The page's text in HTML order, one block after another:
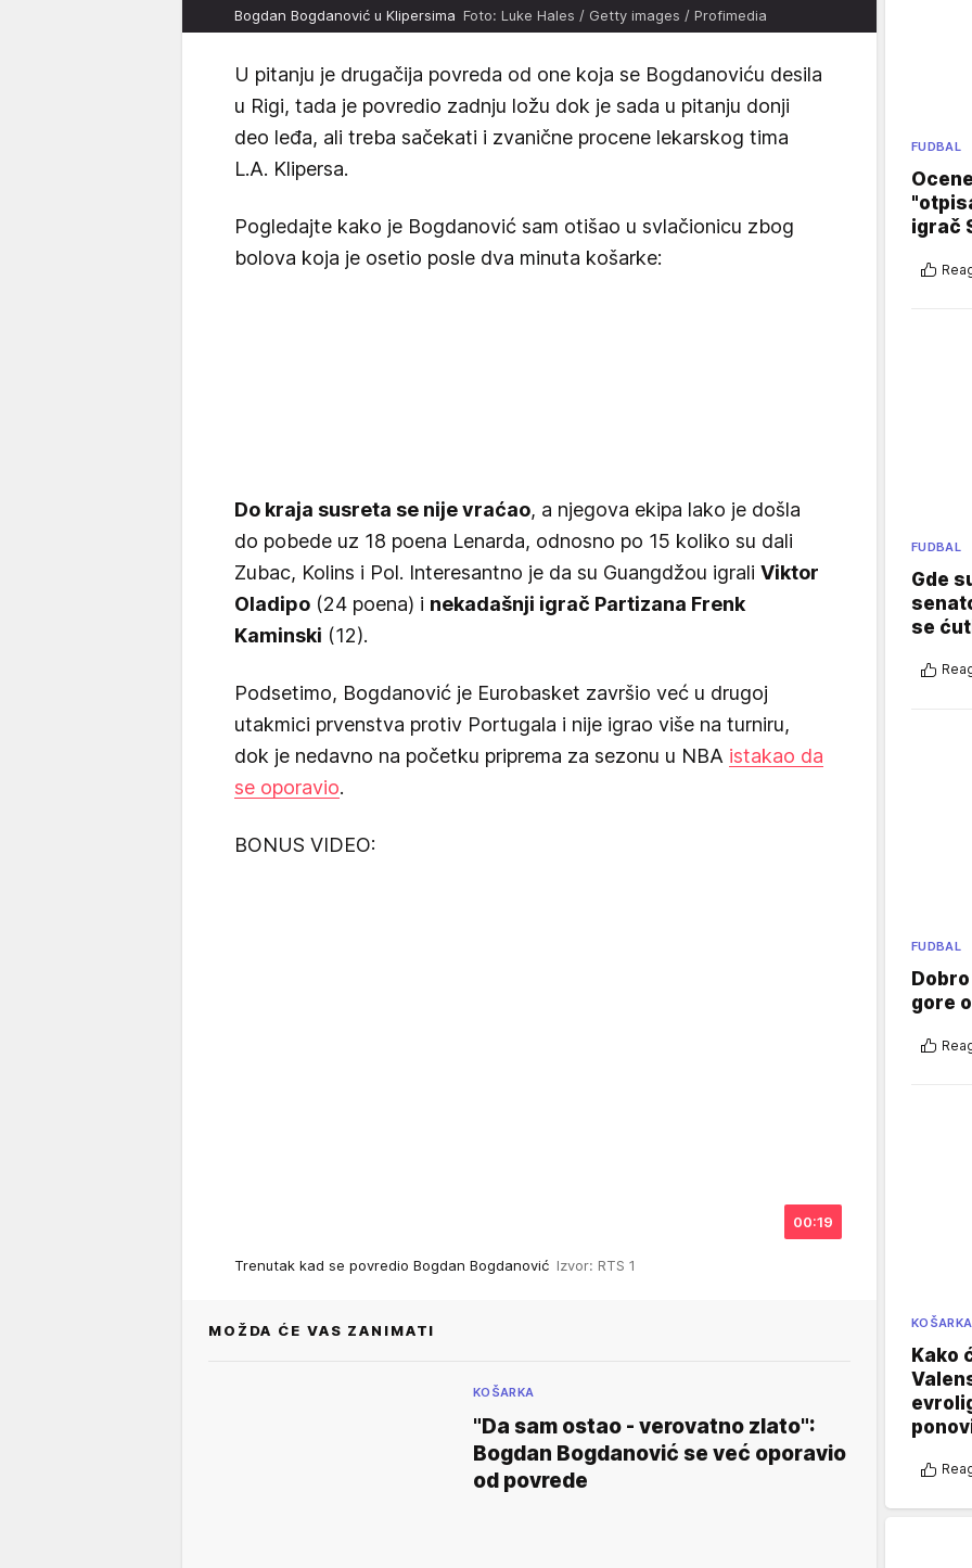
Bogdan Bogdanović u Klipersima Foto: Luke Hales / Getty images / Profimedia
U pitanju je drugačija povreda od one koja se Bogdanoviću desila
u Rigi, tada je povredio zadnju ložu dok je sada u pitanju donji
deo leđa, ali treba sačekati i zvanične procene lekarskog tima
L.A. Klipersa.
Pogledajte kako je Bogdanović sam otišao u svlačionicu zbog
bolova koja je osetio posle dva minuta košarke:
Do kraja susreta se nije vraćao, a njegova ekipa lako je došla
do pobede uz 18 poena Lenarda, odnosno po 15 koliko su dali
Zubac, Kolins i Pol. Interesantno je da su Guangdžou igrali Viktor
Oladipo (24 poena) i nekadašnji igrač Partizana Frenk
Kaminski (12).
Podsetimo, Bogdanović je Eurobasket završio već u drugoj
utakmici prvenstva protiv Portugala i nije igrao više na turniru,
dok je nedavno na početku priprema za sezonu u NBA istakao da
se oporavio.
BONUS VIDEO:
00:19
Trenutak kad se povredio Bogdan Bogdanović Izvor: RTS 1
MOŽDA ĆE VAS ZANIMATI
KOŠARKA
"Da sam ostao - verovatno zlato":
Bogdan Bogdanović se već oporavio
od povrede
FUDBAL
igrač
FUDBAL
Gde
se
FUDBAL
gore
KOŠARKA
Kako